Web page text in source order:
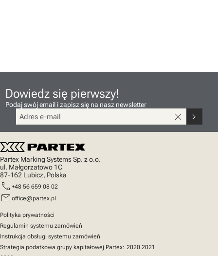
Dowiedz się pierwszy!
Podaj swój email i zapisz się na nasz newsletter
close chevron_right
Partex Marking Systems Sp. z o.o.
ul. Małgorzatowo 1C
87-162 Lubicz, Polska
call +48 56 659 08 02
mail office@partex.pl
Polityka prywatności
Regulamin systemu zamówień
Instrukcja obsługi systemu zamówień
Strategia podatkowa grupy kapitałowej Partex: 2020 2021